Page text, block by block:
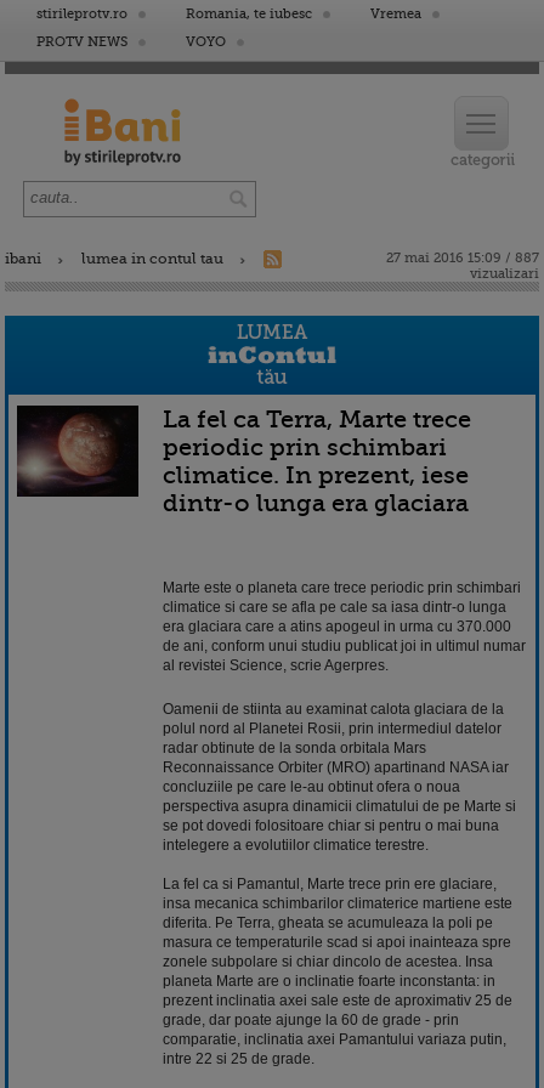
stirileprotv.ro Romania, te iubesc
Vremea
PROTV NEWS
VOYO
ibani lumea in contul tau
27 mai 2016 15:09 / 887
vizualizari
La fel ca Terra, Marte trece
periodic prin schimbari
climatice. In prezent, iese
dintr-o lunga era glaciara
Marte este o planeta care trece periodic prin schimbari
climatice si care se afla pe cale sa iasa dintr-o lunga
era glaciara care a atins apogeul in urma cu 370.000
de ani, conform unui studiu publicat joi in ultimul numar
al revistei Science, scrie Agerpres.
Oamenii de stiinta au examinat calota glaciara de la
polul nord al Planetei Rosii, prin intermediul datelor
radar obtinute de la sonda orbitala Mars
Reconnaissance Orbiter (MRO) apartinand NASA iar
concluziile pe care le-au obtinut ofera o noua
perspectiva asupra dinamicii climatului de pe Marte si
se pot dovedi folositoare chiar si pentru o mai buna
intelegere a evolutiilor climatice terestre.
La fel ca si Pamantul, Marte trece prin ere glaciare,
insa mecanica schimbarilor climaterice martiene este
diferita. Pe Terra, gheata se acumuleaza la poli pe
masura ce temperaturile scad si apoi inainteaza spre
zonele subpolare si chiar dincolo de acestea. Insa
planeta Marte are o inclinatie foarte inconstanta: in
prezent inclinatia axei sale este de aproximativ 25 de
grade, dar poate ajunge la 60 de grade - prin
comparatie, inclinatia axei Pamantului variaza putin,
intre 22 si 25 de grade.